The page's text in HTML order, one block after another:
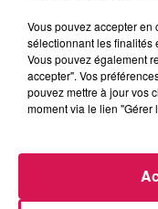
À L'ANTENNE
Vous pouvez accepter en
sélectionnant les finalités
Vous pouvez également
accepter". Vos
pouvez mettre à jour vos
moment via le lien "Gérer